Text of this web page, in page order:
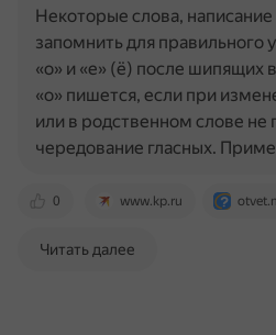
0 www.kp.ru
Некоторые слова,
запомнить для правильного
«о» и «е» (ё) после шипящих
«о» пишется, если при
или в родственном слове не
чередование гласных.
Читать далее